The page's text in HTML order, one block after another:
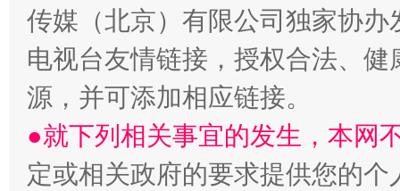
揭开“小金库”的免责幌子
传媒（北京）有限公司独家协
电视台友情链接，授权合法、
源，并可添加相应链接。
●就下列相关事宜的发生，本网
定或相关政府的要求提供您的个